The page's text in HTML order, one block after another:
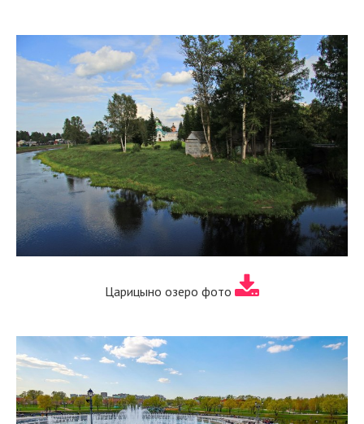
Царицыно озеро фото